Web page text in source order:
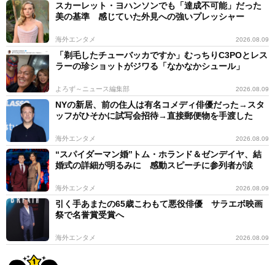
スカーレット・ヨハンソンでも「達成不可能」だった
美の基準 感じていた外見への強いプレッシャー
海外エンタメ 2026.08.09
「剃毛したチューバッカですか」むっちりC3POとレス
ラーの珍ショットがジワる「なかなかシュール」
よろず～ニュース編集部 2026.08.09
NYの新居、前の住人は有名コメディ俳優だった→スタ
ッフがひそかに試写会招待→直接郵便物を手渡した
海外エンタメ 2026.08.09
“スパイダーマン婚”トム・ホランド＆ゼンデイヤ、結
婚式の詳細が明るみに 感動スピーチに参列者が涙
海外エンタメ 2026.08.09
引く手あまたの65歳こわもて悪役俳優 サラエボ映画
祭で名誉賞受賞へ
海外エンタメ 2026.08.09